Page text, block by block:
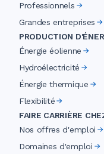
Professionnels
Grandes entreprises
PRODUCTION
Énergie éolienne
Hydroélectricité
Énergie thermique
Flexibilité
FAIRE CARRIÈRE
Nos offres d'emploi
Domaines d'emploi